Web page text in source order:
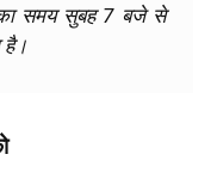
का समय सुबह 7 बजे से
है।